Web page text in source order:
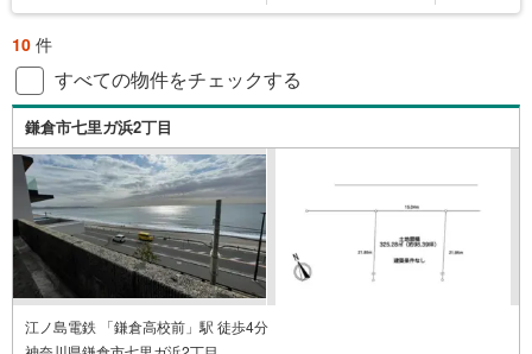
10 件
すべての物件をチェックする
鎌倉市七里ガ浜2丁目
江ノ島電鉄 「鎌倉高校前」駅 徒歩4分